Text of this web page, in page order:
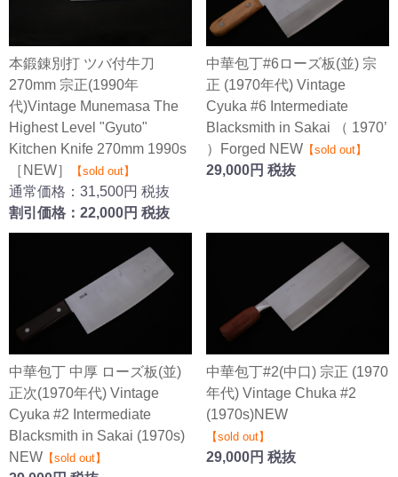
本鍛錬別打 ツバ付牛刀
270mm 宗正(1990年
代)Vintage Munemasa The
Highest Level "Gyuto"
Kitchen Knife 270mm 1990s
［NEW］
【sold out】
通常価格：31,500円 税抜
割引価格：22,000円 税抜
中華包丁#6ローズ板(並) 宗
正 (1970年代) Vintage
Cyuka #6 Intermediate
Blacksmith in Sakai （ 1970’
）Forged NEW 【sold out】
29,000円 税抜
中華包丁 中厚 ローズ板(並)
正次(1970年代) Vintage
Cyuka #2 Intermediate
Blacksmith in Sakai (1970s)
NEW 【sold out】
中華包丁#2(中口) 宗正 (1970
年代) Vintage Chuka #2
(1970s)NEW
【sold out】
29,000円 税抜